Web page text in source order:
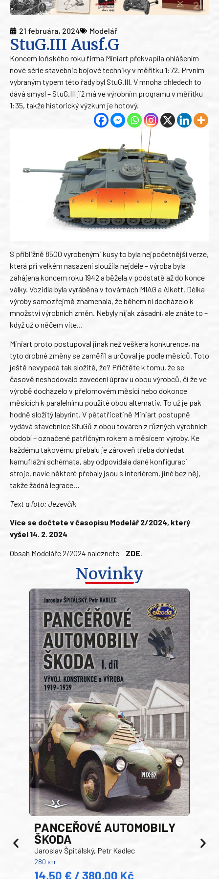
21 februára, 2024 Modelář
StuG.III Ausf.G
Koncem loňského roku firma Miniart překvapila ohlášením
nové série stavebnic bojové techniky v měřítku 1:72. Prvním
vybraným typem této řady byl StuG.III. V mnoha ohledech to
dává smysl – StuG.III již má ve výrobním programu v měřítku
1:35, takže historický výzkum je hotový.
S přibližně 8500 vyrobenými kusy to byla nejpočetnější verze,
která při velkém nasazení sloužila nejdéle – výroba byla
zahájena koncem roku 1942 a běžela v podstatě až do konce
války. Vozidla byla vyráběna v továrnách MIAG a Alkett. Délka
výroby samozřejmě znamenala, že během ní docházelo k
množství výrobních změn. Nebyly nijak zásadní, ale znáte to –
když už o něčem víte…
Miniart proto postupoval jinak než veškerá konkurence, na
tyto drobné změny se zaměřil a určoval je podle měsíců. Toto
ještě nevypadá tak složitě, že? Přičtěte k tomu, že se
časově neshodovalo zavedení úprav u obou výrobců, či že ve
výrobě docházelo v přelomovém měsíci nebo dokonce
měsících k paralelnímu použité obou alternativ. To už je pak
hodně složitý labyrint. V pětatřicetině Miniart postupně
vydává stavebnice StuGů z obou továren z různých výrobních
období – označené patřičným rokem a měsícem výroby. Ke
každému takovému přebalu je zároveň třeba dohledat
kamuflážní schémata, aby odpovídala dané konfiguraci
stroje, navíc některé přebaly jsou s interiérem, jiné bez něj,
takže žádná legrace…
Text a foto: Jezevčík
Více se dočtete v časopisu Modelář 2/2024, který
vyšel 14. 2. 2024
Obsah Modeláře 2/2024 naleznete – ZDE
Novinky
PANCEŘOVÉ AUTOMOBILY
ŠKODA
Jaroslav Špitálský, Petr Kadlec
280 str.
14,50 € / 380,00 Kč